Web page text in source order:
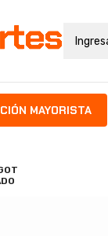
MAYORISTA